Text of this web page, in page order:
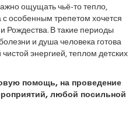
ощущать чьё-то тепло,
особенным трепетом хочется
Рождества. В такие периоды
и душа человека готова
энергией, теплом детских
помощь, на проведение
любой посильной